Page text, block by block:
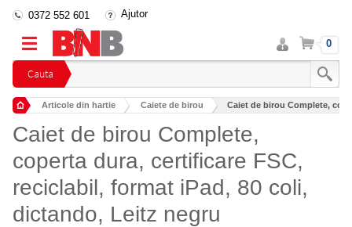
Cauta
0372 552 601 Ajutor
Intra
in
cont
Cos 0
Articole din hartie Caiete de birou Caiet de birou Complete,
Caiet de birou Complete,
coperta dura, certificare FSC,
reciclabil, format iPad, 80 coli,
dictando, Leitz negru